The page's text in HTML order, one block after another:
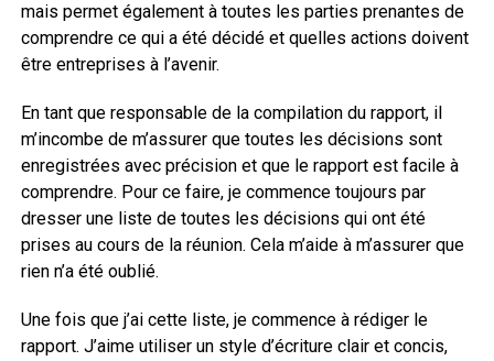
mais permet également à toutes les parties prenantes de
comprendre ce qui a été décidé et quelles actions doivent
être entreprises à l’avenir.
En tant que responsable de la compilation du rapport, il
m’incombe de m’assurer que toutes les décisions sont
enregistrées avec précision et que le rapport est facile à
comprendre. Pour ce faire, je commence toujours par
dresser une liste de toutes les décisions qui ont été
prises au cours de la réunion. Cela m’aide à m’assurer que
rien n’a été oublié.
Une fois que j’ai cette liste, je commence à rédiger le
rapport. J’aime utiliser un style d’écriture clair et concis,